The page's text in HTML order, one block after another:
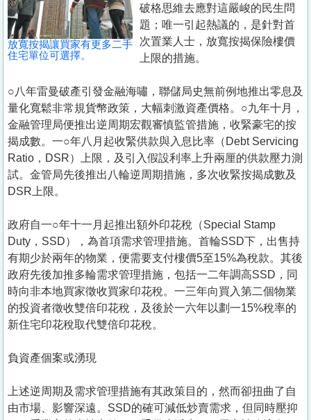
手
冊
關
我
們
放寬按揭讓買家有更多二手
住宅單位可選擇。
破格思維去應對這嚴峻的民生問
題；唯一引起熱議的，是針對首
次置業人士，放寬按揭保險樓價
上限的措施。
○八年雷曼破產引發金融海嘯，聯儲局史無前例地推出零息及
量化寬鬆非常規貨幣政策，大幅刺激資產價格。○九年十月，
金融管理局便推出逆周期宏觀審慎監管措施，收緊豪宅的按
揭成數。一○年八月起收緊供款與入息比率（Debt Servicing
Ratio，DSR）上限，及引入假設利率上升兩厘的供款壓力測
試。金管局先後推出八輪逆周期措施，多次收緊按揭成數及
DSR上限。
政府自一○年十一月起推出額外印花稅（Special Stamp
Duty，SSD），為首項需求管理措施。首輪SSD下，出售持
有期少於兩年的物業，便需要支付樓價5至15%為稅款。其後
政府先後加推多輪需求管理措施，包括一二年調高SSD，同
時向非本地買家徵收買家印花稅。一三年向買入第二個物業
的投資者徵收雙倍印花稅，及後於一六年以劃一15%稅率的
新住宅印花稅取代雙倍印花稅。
負資產個案或湧現
上述逆周期及需求管理措施有其政策目的，然而卻扭曲了自
由市場、影響深遠。SSD的確可減低炒賣需求，但同時壓抑